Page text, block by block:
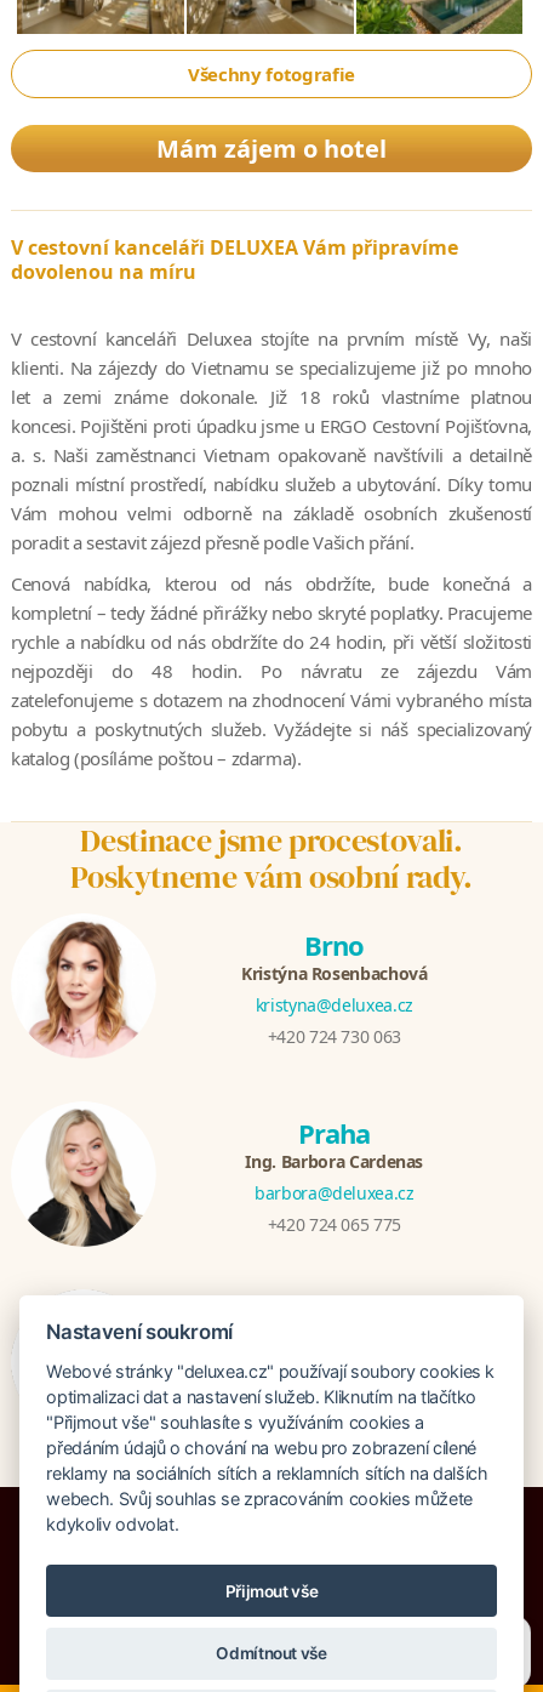
Všechny fotografie
Mám zájem o hotel
V cestovní kanceláři DELUXEA Vám připravíme
dovolenou na míru
V cestovní kanceláři Deluxea stojíte na prvním místě Vy, naši
klienti. Na zájezdy do Vietnamu se specializujeme již po mnoho
let a zemi známe dokonale. Již 18 roků vlastníme platnou
koncesi. Pojištěni proti úpadku jsme u ERGO Cestovní Pojišťovna,
a. s. Naši zaměstnanci Vietnam opakovaně navštívili a detailně
poznali místní prostředí, nabídku služeb a ubytování. Díky tomu
Vám mohou velmi odborně na základě osobních zkušeností
poradit a sestavit zájezd přesně podle Vašich přání.
Cenová nabídka, kterou od nás obdržíte, bude konečná a
kompletní – tedy žádné přirážky nebo skryté poplatky. Pracujeme
rychle a nabídku od nás obdržíte do 24 hodin, při větší složitosti
nejpozději do 48 hodin. Po návratu ze zájezdu Vám
zatelefonujeme s dotazem na zhodnocení Vámi vybraného místa
pobytu a poskytnutých služeb. Vyžádejte si náš specializovaný
katalog (posíláme poštou – zdarma).
Destinace jsme procestovali.
Poskytneme vám osobní rady.
Brno
Kristýna Rosenbachová
kristyna@deluxea.cz
+420 724 730 063
Praha
Ing. Barbora Cardenas
barbora@deluxea.cz
+420 724 065 775
veronika@deluxea.sk
+421 948 548 908
Pojištění proti úpadku 125 000 000 Kč
Nastavení soukromí
Webové stránky "deluxea.cz" používají soubory cookies k
optimalizaci dat a nastavení služeb. Kliknutím na tlačítko
"Přijmout vše" souhlasíte s využíváním cookies a
předáním údajů o chování na webu pro zobrazení cílené
reklamy na sociálních sítích a reklamních sítích na dalších
webech. Svůj souhlas se zpracováním cookies můžete
kdykoliv odvolat.
Přijmout vše
Odmítnout vše
Potřebujete poradit?
Zeptejte se našeho asistenta
Chettyho.